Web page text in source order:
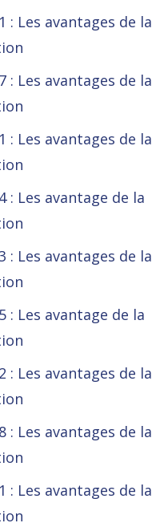
: Les avantages de la
: Les avantages de la
: Les avantages de la
: Les avantage de la
: Les avantages de la
: Les avantage de la
: Les avantages de la
: Les avantages de la
: Les avantages de la